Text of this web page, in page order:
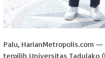
Palu, HarianMetropolis.com
terpilih Universitas Tadulako